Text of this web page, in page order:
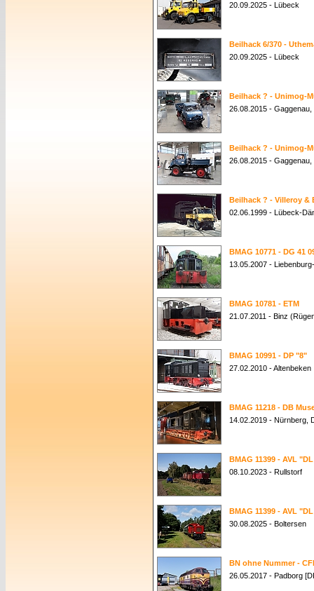
20.09.2025 - Lübeck
Beilhack 6/370 -
20.09.2025 - Lübeck
Beilhack ? - Unimog-
26.08.2015 -
Beilhack ? - Unimog-
26.08.2015 -
Beilhack ? - Villeroy &
02.06.1999 - Lübeck-
BMAG 10771 - DG 41
13.05.2007 -
BMAG 10781 - ETM
21.07.2011 - Binz
BMAG 10991 - DP "8"
27.02.2010 - Altenbeken
BMAG 11218 - DB
14.02.2019 - Nürnberg,
BMAG 11399 - AVL
08.10.2023 - Rullstorf
BMAG 11399 - AVL
30.08.2025 - Boltersen
BN ohne Nummer -
26.05.2017 - Padborg